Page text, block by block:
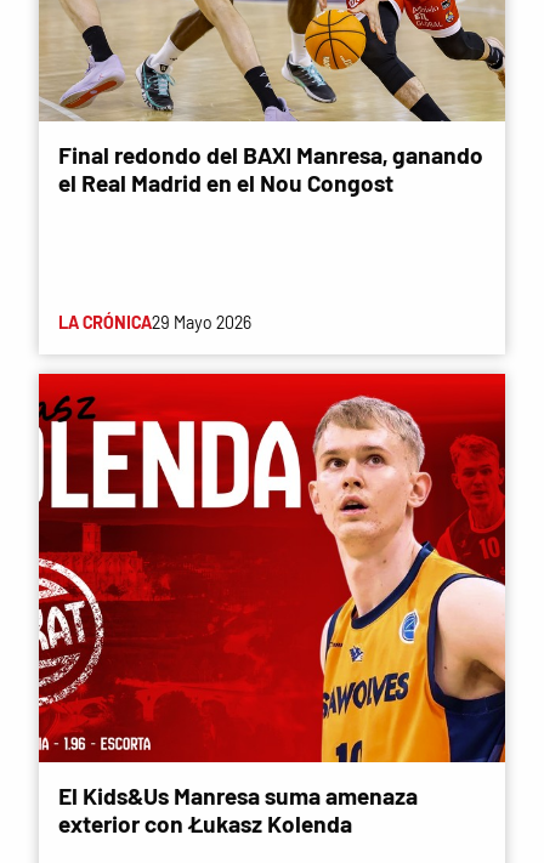
Final redondo del BAXI Manresa, ganando
el Real Madrid en el Nou Congost
LA CRÓNICA29 Mayo 2026
El Kids&Us Manresa suma amenaza
exterior con Łukasz Kolenda